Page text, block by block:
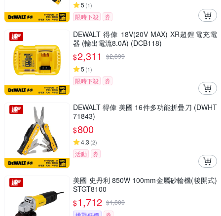
5 (1)
限時下殺 券
DEWALT 得偉 18V(20V MAX) XR超鋰電充電
器 (輸出電流8.0A) (DCB118)
$2,311 $2,399
5 (1)
限時下殺 券
DEWALT 得偉 美國 16件多功能折疊刀 (DWHT
71843)
$800
4.3 (2)
活動 券
美國 史丹利 850W 100mm金屬砂輪機(後開式)
STGT8100
$1,712 $1,800